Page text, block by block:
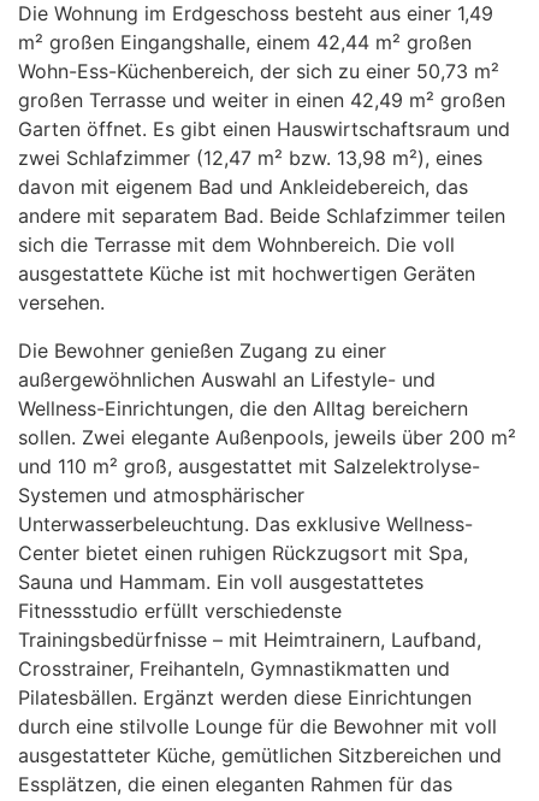
Die Wohnung im Erdgeschoss besteht aus einer 1,49
m² großen Eingangshalle, einem 42,44 m² großen
Wohn-Ess-Küchenbereich, der sich zu einer 50,73 m²
großen Terrasse und weiter in einen 42,49 m² großen
Garten öffnet. Es gibt einen Hauswirtschaftsraum und
zwei Schlafzimmer (12,47 m² bzw. 13,98 m²), eines
davon mit eigenem Bad und Ankleidebereich, das
andere mit separatem Bad. Beide Schlafzimmer teilen
sich die Terrasse mit dem Wohnbereich. Die voll
ausgestattete Küche ist mit hochwertigen Geräten
versehen.
Die Bewohner genießen Zugang zu einer
außergewöhnlichen Auswahl an Lifestyle- und
Wellness-Einrichtungen, die den Alltag bereichern
sollen. Zwei elegante Außenpools, jeweils über 200 m²
und 110 m² groß, ausgestattet mit Salzelektrolyse-
Systemen und atmosphärischer
Unterwasserbeleuchtung. Das exklusive Wellness-
Center bietet einen ruhigen Rückzugsort mit Spa,
Sauna und Hammam. Ein voll ausgestattetes
Fitnessstudio erfüllt verschiedenste
Trainingsbedürfnisse – mit Heimtrainern, Laufband,
Crosstrainer, Freihanteln, Gymnastikmatten und
Pilatesbällen. Ergänzt werden diese Einrichtungen
durch eine stilvolle Lounge für die Bewohner mit voll
ausgestatteter Küche, gemütlichen Sitzbereichen und
Essplätzen, die einen eleganten Rahmen für das